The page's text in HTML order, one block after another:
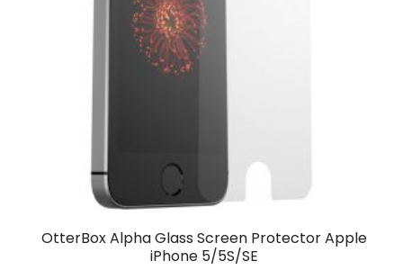
OtterBox Alpha Glass Screen Protector Apple
iPhone 5/5S/SE